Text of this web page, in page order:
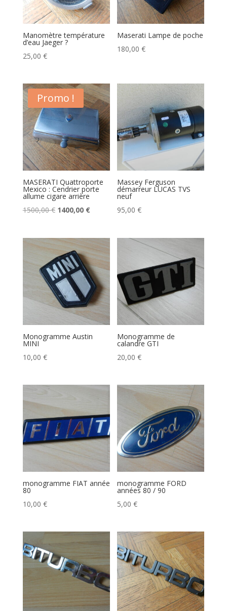
Manomètre température
d’eau Jaeger ?
25,00 €
Maserati Lampe de poche
180,00€
Promo !
MASERATI Quattroporte
Mexico : Cendrier porte
allume cigare arrière
1500,00€ Le
initial
était :
1500,00 €.
1400,00 €Le
actuel
est :
1400,00 €.
Massey Ferguson
démarreur LUCAS TVS
neuf
95,00€
Monogramme Austin
MINI
10,00 €
Monogramme de
calandre GTI
20,00€
monogramme FIAT année
80
10,00 €
monogramme FORD
années 80 / 90
5,00€